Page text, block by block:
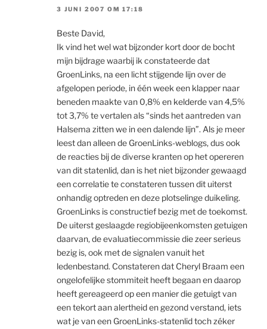
3 JUNI 2007 OM 17:18
Beste David,
Ik vind het wel wat bijzonder kort door de bocht
mijn bijdrage waarbij ik constateerde dat
GroenLinks, na een licht stijgende lijn over de
afgelopen periode, in één week een klapper naar
beneden maakte van 0,8% en kelderde van 4,5%
tot 3,7% te vertalen als “sinds het aantreden van
Halsema zitten we in een dalende lijn”. Als je meer
leest dan alleen de GroenLinks-weblogs, dus ook
de reacties bij de diverse kranten op het opereren
van dit statenlid, dan is het niet bijzonder gewaagd
een correlatie te constateren tussen dit uiterst
onhandig optreden en deze plotselinge duikeling.
GroenLinks is constructief bezig met de toekomst.
De uiterst geslaagde regiobijeenkomsten getuigen
daarvan, de evaluatiecommissie die zeer serieus
bezig is, ook met de signalen vanuit het
ledenbestand. Constateren dat Cheryl Braam een
ongelofelijke stommiteit heeft begaan en daarop
heeft gereageerd op een manier die getuigt van
een tekort aan alertheid en gezond verstand, iets
wat je van een GroenLinks-statenlid toch zéker